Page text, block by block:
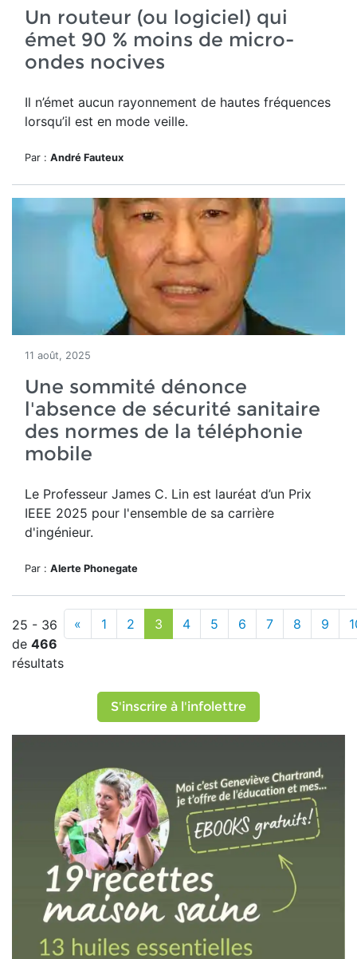
Un routeur (ou logiciel) qui
émet 90 % moins de micro-
ondes nocives
Il n’émet aucun rayonnement de hautes fréquences
lorsqu’il est en mode veille.
Par : André Fauteux
11 août, 2025
Une sommité dénonce
l'absence de sécurité sanitaire
des normes de la téléphonie
mobile
Le Professeur James C. Lin est lauréat d’un Prix
IEEE 2025 pour l'ensemble de sa carrière
d'ingénieur.
Par : Alerte Phonegate
25 - 36
de 466
résultats
« 1 2 3 4 5 6 7 8 9
S'inscrire à l'infolettre